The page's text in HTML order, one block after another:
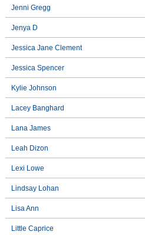
Jenni Gregg
Jenya D
Jessica Jane Clement
Jessica Spencer
Kylie Johnson
Lacey Banghard
Lana James
Leah Dizon
Lexi Lowe
Lindsay Lohan
Lisa Ann
Little Caprice